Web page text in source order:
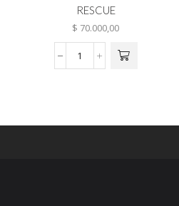
RESCUE
$ 70.000,00